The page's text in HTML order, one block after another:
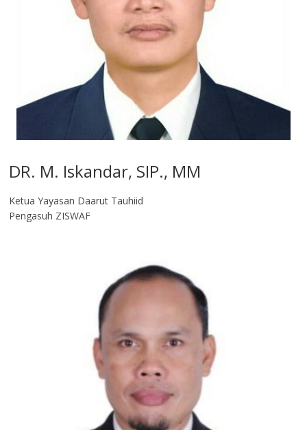
DR. M. Iskandar, SIP., MM
Ketua Yayasan Daarut Tauhiid
Pengasuh ZISWAF